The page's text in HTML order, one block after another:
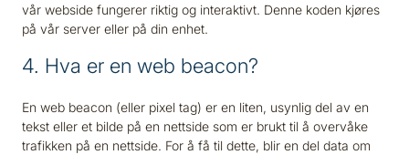
vår webside fungerer riktig og interaktivt. Denne koden kjøres
på vår server eller på din enhet.
4. Hva er en web beacon?
En web beacon (eller pixel tag) er en liten, usynlig del av en
tekst eller et bilde på en nettside som er brukt til å overvåke
trafikken på en nettside. For å få til dette, blir en del data om